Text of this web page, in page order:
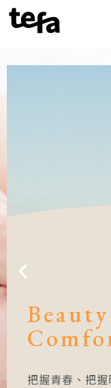
把握青春、把